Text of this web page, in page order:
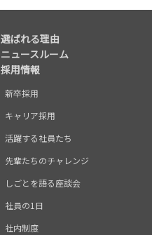
選ばれる理由
ニュースルーム
採用情報
新卒採用
キャリア採用
活躍する社員たち
先輩たちのチャレンジ
しごとを語る座談会
社員の1日
社内制度